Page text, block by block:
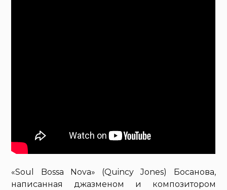
«Soul Bossa Nova» (Quincy Jones) Босанова,
написанная джазменом и композитором